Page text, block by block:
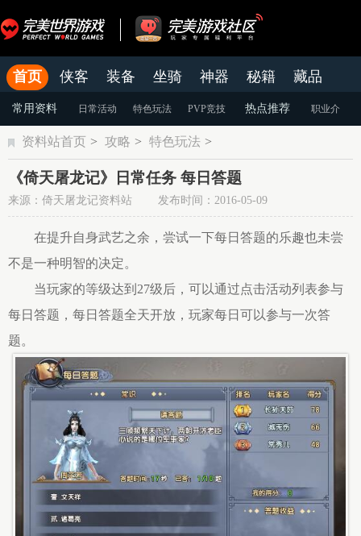
首页 侠客 装备 坐骑 神器 秘籍
藏品
结婚
官网 论坛 老虎游戏APP
常用资料 日常活动 特色玩法 PVP竞技 热点推荐 职业介
绍 装备强化 游戏攻略
资料站首页 > 攻略 > 特色玩法 >
《倚天屠龙记》日常任务 每日答题
来源：倚天屠龙记资料站 发布时间：2016-05-09
在提升自身武艺之余，尝试一下每日答题的乐趣也未尝
不是一种明智的决定。
当玩家的等级达到27级后，可以通过点击活动列表参与
每日答题，每日答题全天开放，玩家每日可以参与一次答
题。